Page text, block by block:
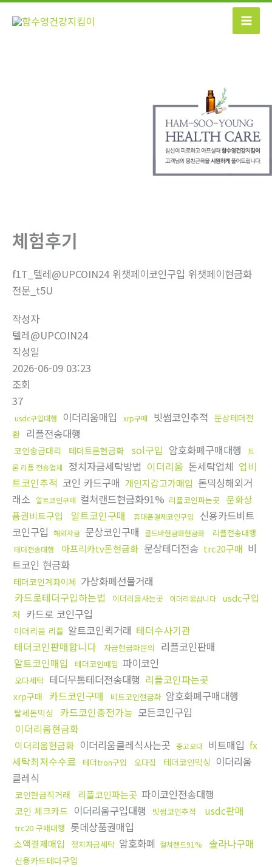
콘
체험후기
f1T_텔레@UPCOIN24 위챗페이코인구입 위챗페이현금화
전문_t5U
작성자
텔레@UPCOIN24
작성일
2026-06-09 03:23
조회
37
usdc구입대행 이더리움매입 xrp구매 빗썸코인추적 문상테더전
환 리플전송대행
코인송금대리 테더트론현금화 sol구입 암호화폐구매대행
트
론 리플 전송업체
정치자금세탁방법 이더리움 돈세탁업체 업비
트코인추적 코인 카드구매 개인지갑고가매입 돈믹싱해외거
래소 알트코인구매 컬쳐랜드현금화91% 리플코인파는곳 문화상
품권비트구입
알트코인구매 휴대폰결제코인구입
신용카드비트
코인구입 해외자금 문상코인구매 골드바현금화현금화 리플전송대행
테더전송대행 아프리카tv돈현금화 문상테더전송 trc20구매 비
트코인 현금화
테더코인계좌이체 가상화폐선물거래
카드로테더구입하는법
이더리움사는곳 이더리움삽니다
usdc구입
처 카드로 코인구입
이더리움 리플 알트코인퀵거래 테더수사기관
테더코인판매합니다
자금현금화문의
리플코인판매
알트코인매입
테더코인매입 파이코인
오다세탁 테더무통테더전송대행 리플코인파는곳
xrp구매 카드코인구매 비트코인현금화 암호화폐구매대행
탈세돈믹싱 카드코인충전가능 모든코인구입
이더리움현금화
이더리움현금화 이더리움클레식사는곳 중고오다 비트매입 fx
세탁최저수수료 테더tron구입 오다집 테더코인믹싱 이더리움
클레식
코인현금직거래 리플코인파는곳 파이코인전송대행
코인 체크카드 이더리움구입대행 빗썸코인추적 usdc판매
trc20 구매대행 롯데상품권매입
소액결제매입 정치자금세탁 암호화폐 컬쳐랜드91% 솔라나구매
신용카드테더구입